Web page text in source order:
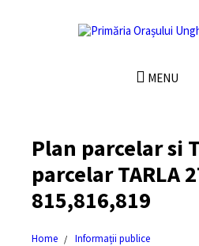
MENU
Plan parcelar si
parcelar TARLA
815,816,819
Home Informații publice